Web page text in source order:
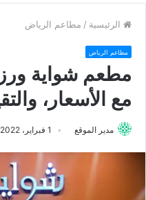
الرئيسية / مطاعم الرياض
مطاعم الرياض
مطعم شواية ورز
مع الأسعار،
مدير الموقع 1 فبراير، 2022